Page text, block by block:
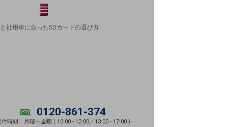
メニュー
開く
社用車に合ったSDカードの選び方
0120-861-374
付時間：月曜～金曜 ( 10:00 - 12:00／13:00 - 17:00 )